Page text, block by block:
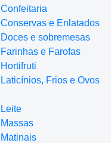
Confeitaria
Conservas e Enlatados
Doces e sobremesas
Farinhas e Farofas
Hortifruti
Laticínios, Frios e Ovos
Leite
Massas
Matinais